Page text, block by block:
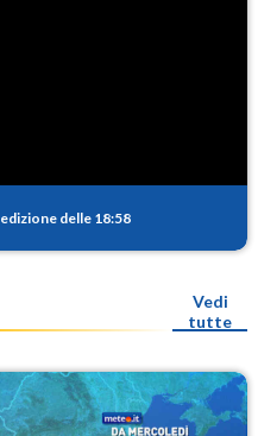
edizione delle 18:58
Vedi
tutte